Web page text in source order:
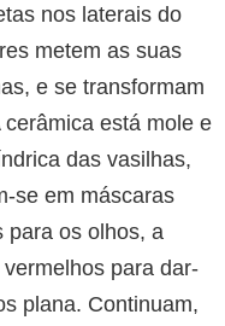
nos laterais do
metem as suas
e se transformam
está mole e
das vasilhas,
se em máscaras
para os olhos, a
para dar-
plana. Continuam,